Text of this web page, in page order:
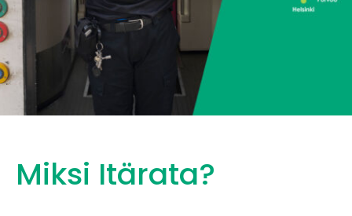
Miksi Itärata?